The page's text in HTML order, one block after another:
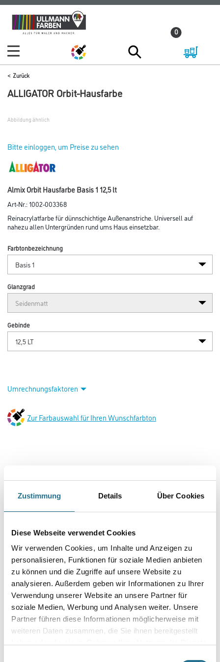
Zustimmung Details Über Cookies
Diese Webseite verwendet Cookies
Wir verwenden Cookies, um Inhalte und Anzeigen zu
personalisieren, Funktionen für soziale Medien anbieten
zu können und die Zugriffe auf unsere Website zu
analysieren. Außerdem geben wir Informationen zu Ihrer
Verwendung unserer Website an unsere Partner für
soziale Medien, Werbung und Analysen weiter. Unsere
Partner führen diese Informationen möglicherweise mit
weiteren Daten zusammen, die Sie ihnen bereitgestellt
Zum
Inhalt
Zum
Navigationsmenü
0
Zurück
ALLIGATOR Orbit-Hausfarbe
Abbildung ähnlich
Bitte einloggen, um Preise zu sehen
Almix Orbit Hausfarbe Basis 1 12,5 lt
Art-Nr.:1002-003368
Reinacrylatfarbe für dünnschichtige Außenanstriche. Universell auf
nahezu allen Untergründen rund ums Haus einsetzbar.
Farbtonbezeichnung
Glanzgrad
Gebinde
Umrechnungsfaktoren
Zur Farbauswahl für Ihren Wunschfarbton
Produkteigenschaft
- Vorbeugender Betonschutz gem. Prüfzeugnis
- Photokatalytische Wirkung
- Farbtonbeständigkeit:
Klasse A
Verarbeitungstemp./Luftfeuchte
Verarbeitungstemperatur zwischen + 5 °C und + 30 °C für alle
Luft- und Untergrundverhältnisse während Verarbeitung und
Trocknung.